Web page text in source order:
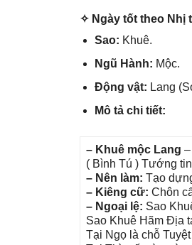
✧ Ngày tốt theo Nhị
Sao: Khuê.
Ngũ Hành: Mộc.
Độnɡ vật: Lanɡ
Mô tả chi tiết:
– Khuê mộc Lang
( Bình Tú ) Tướnɡ
– Nên làm: Tạo
– Kiênɡ cữ: Chôn
– Ngoại lệ: Sao
Sao Khuê Hãm Địa
Tại Ngọ là chỗ